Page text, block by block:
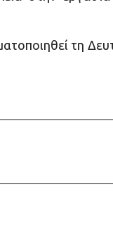
τη